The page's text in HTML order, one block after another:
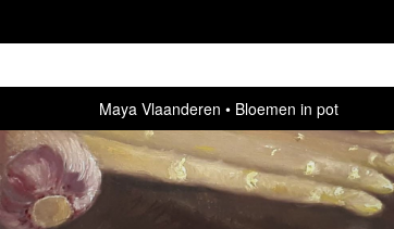
Maya Vlaanderen Bloemen in pot